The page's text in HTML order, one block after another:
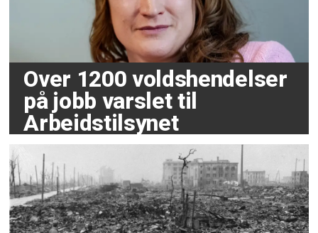
Over 1200 voldshendelser
på jobb varslet til
Arbeidstilsynet